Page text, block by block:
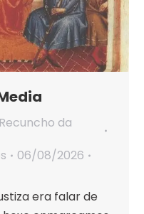
Recuncho da
06/08/2026
era falar de